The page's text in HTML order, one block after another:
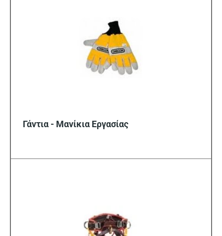
Γάντια - Μανίκια Εργασίας